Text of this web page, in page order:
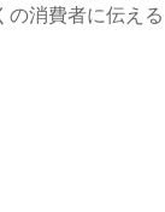
の消費者に伝える